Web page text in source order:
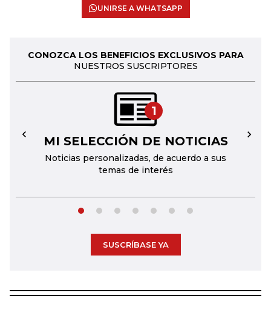
UNIRSE A WHATSAPP
CONOZCA LOS BENEFICIOS EXCLUSIVOS PARA
NUESTROS SUSCRIPTORES
1
MI SELECCIÓN DE NOTICIAS
Noticias personalizadas, de acuerdo a sus
temas de interés
← →
SUSCRÍBASE YA